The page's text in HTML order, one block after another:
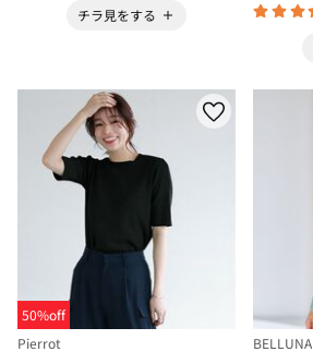
チラ見をする
50%off
Pierrot
BELLUNA